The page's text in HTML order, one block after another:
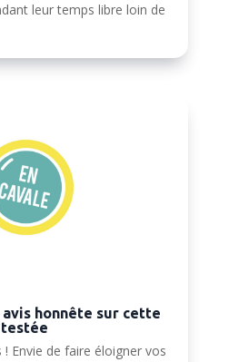
leur temps libre loin de
avis honnête sur cette
testée
Envie de faire éloigner vos